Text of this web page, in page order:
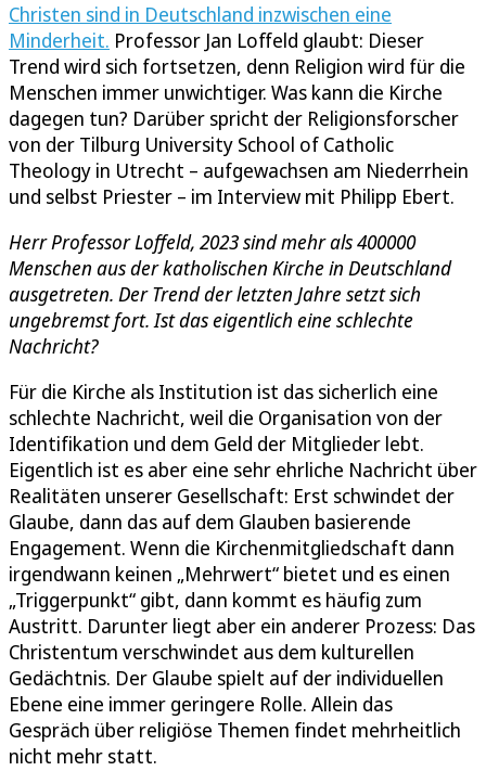
Christen sind in Deutschland inzwischen eine
Minderheit. Professor Jan Loffeld glaubt: Dieser
Trend wird sich fortsetzen, denn Religion wird für die
Menschen immer unwichtiger. Was kann die Kirche
dagegen tun? Darüber spricht der Religionsforscher
von der Tilburg University School of Catholic
Theology in Utrecht – aufgewachsen am Niederrhein
und selbst Priester – im Interview mit Philipp Ebert.
Herr Professor Loffeld, 2023 sind mehr als 400000
Menschen aus der katholischen Kirche in Deutschland
ausgetreten. Der Trend der letzten Jahre setzt sich
ungebremst fort. Ist das eigentlich eine schlechte
Nachricht?
Für die Kirche als Institution ist das sicherlich eine
schlechte Nachricht, weil die Organisation von der
Identifikation und dem Geld der Mitglieder lebt.
Eigentlich ist es aber eine sehr ehrliche Nachricht über
Realitäten unserer Gesellschaft: Erst schwindet der
Glaube, dann das auf dem Glauben basierende
Engagement. Wenn die Kirchenmitgliedschaft dann
irgendwann keinen „Mehrwert“ bietet und es einen
„Triggerpunkt“ gibt, dann kommt es häufig zum
Austritt. Darunter liegt aber ein anderer Prozess: Das
Christentum verschwindet aus dem kulturellen
Gedächtnis. Der Glaube spielt auf der individuellen
Ebene eine immer geringere Rolle. Allein das
Gespräch über religiöse Themen findet mehrheitlich
nicht mehr statt.